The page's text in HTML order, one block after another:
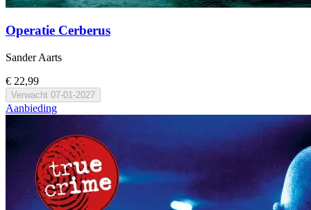
Operatie Cerberus
Sander Aarts
€ 22,99
Verwacht 07-01-2027
Aanbieding